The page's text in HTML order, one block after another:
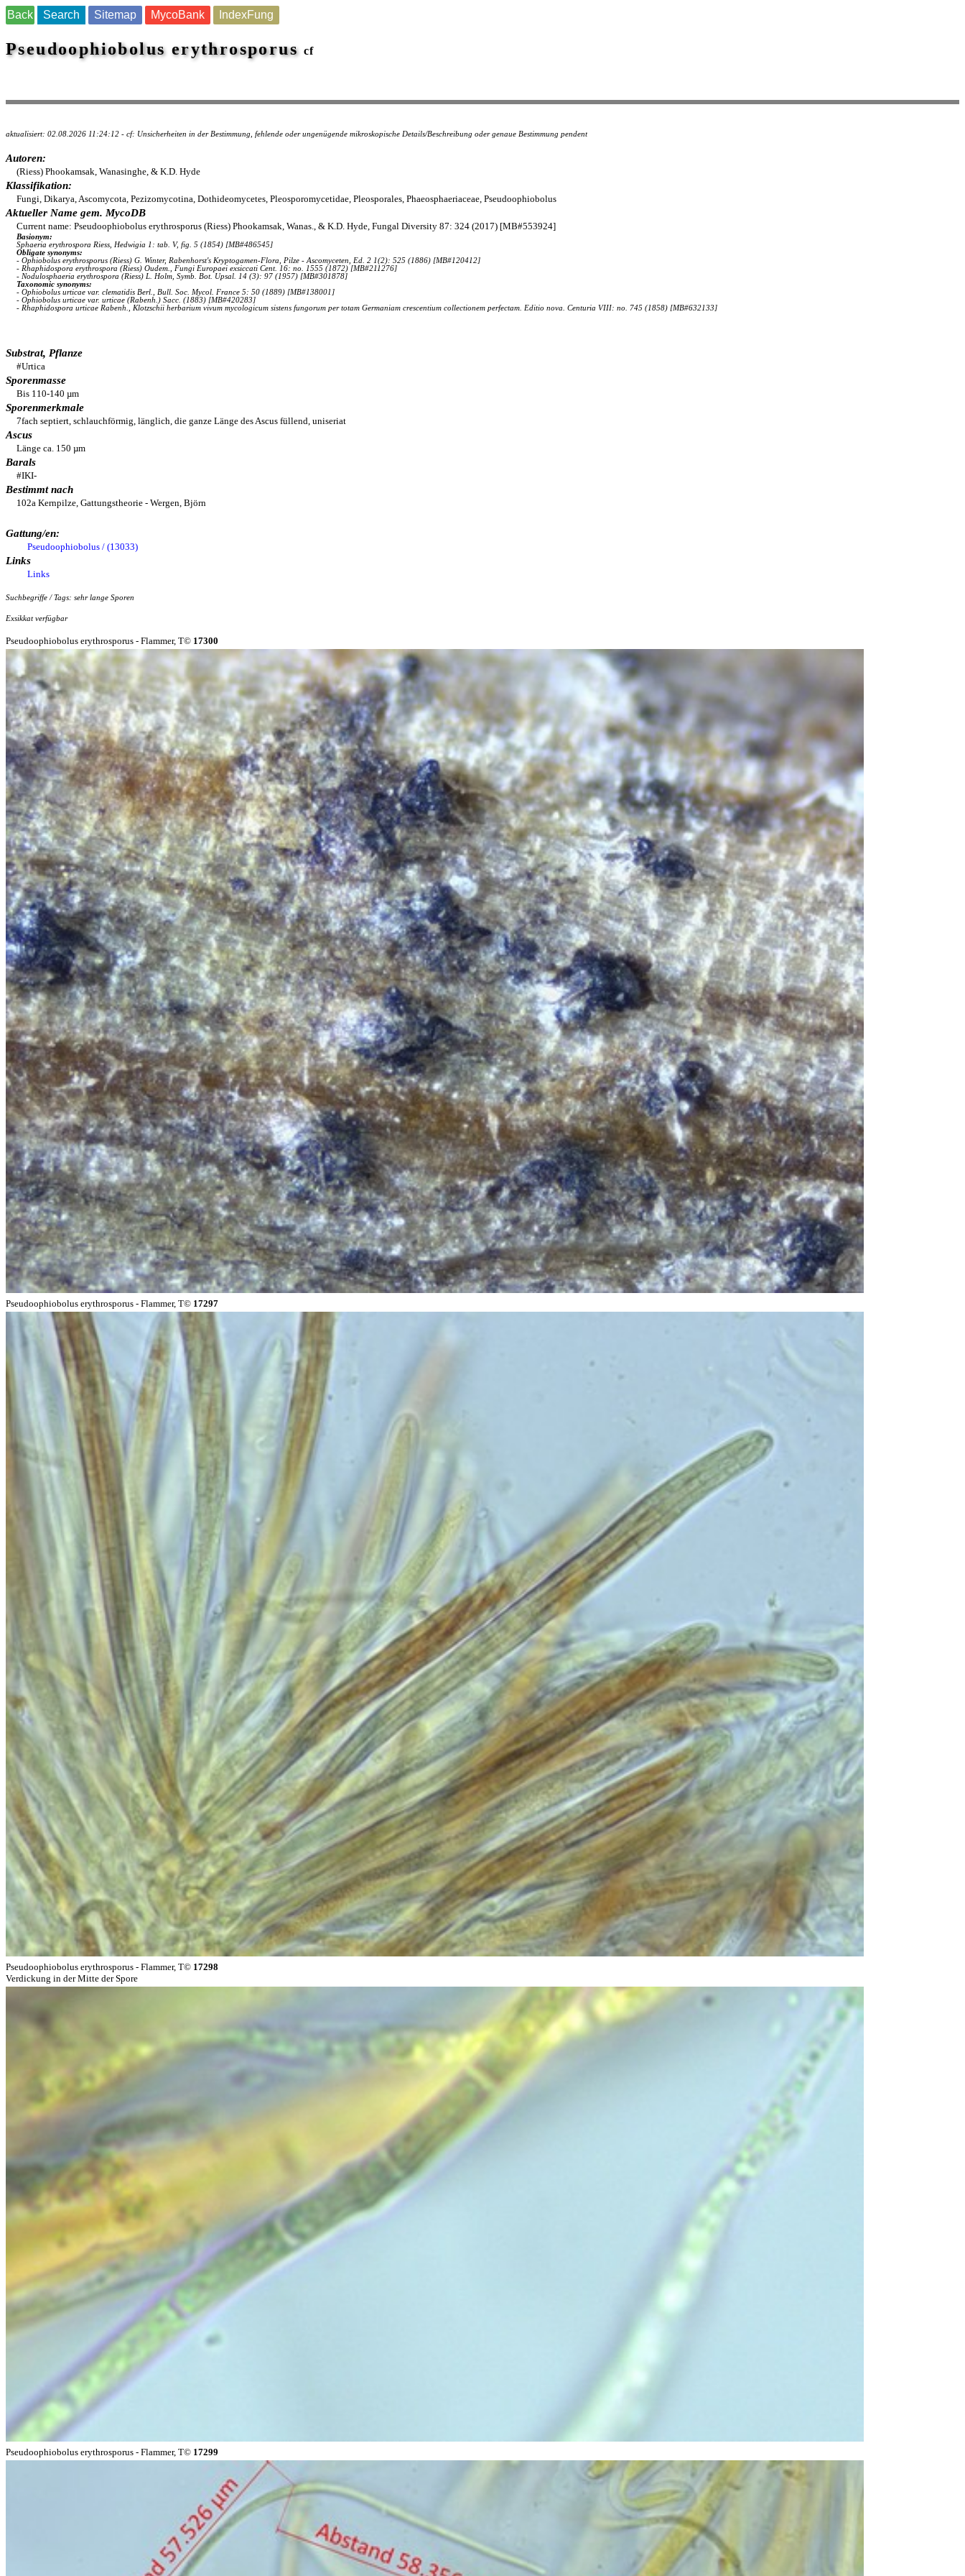
Back Search Sitemap MycoBank IndexFung
Pseudoophiobolus erythrosporuscf
aktualisiert: 02.08.2026 11:24:12 - cf: Unsicherheiten in der Bestimmung, fehlende oder ungenügende mikroskopische Details/Beschreibung oder genaue Bestimmung pendent
Autoren:
(Riess) Phookamsak, Wanasinghe, & K.D. Hyde
Klassifikation:
Fungi, Dikarya, Ascomycota, Pezizomycotina, Dothideomycetes, Pleosporomycetidae, Pleosporales, Phaeosphaeriaceae, Pseudoophiobolus
Aktueller Name gem. MycoDB
Current name: Pseudoophiobolus erythrosporus (Riess) Phookamsak, Wanas., & K.D. Hyde, Fungal Diversity 87: 324 (2017) [MB#553924]
Basionym:
Sphaeria erythrospora Riess, Hedwigia 1: tab. V, fig. 5 (1854) [MB#486545]
Obligate synonyms:
- Ophiobolus erythrosporus (Riess) G. Winter, Rabenhorst's Kryptogamen-Flora, Pilze - Ascomyceten, Ed. 2 1(2): 525 (1886) [MB#120412]
- Rhaphidospora erythrospora (Riess) Oudem., Fungi Europaei exsiccati Cent. 16: no. 1555 (1872) [MB#211276]
- Nodulosphaeria erythrospora (Riess) L. Holm, Symb. Bot. Upsal. 14 (3): 97 (1957) [MB#301878]
Taxonomic synonyms:
- Ophiobolus urticae var. clematidis Berl., Bull. Soc. Mycol. France 5: 50 (1889) [MB#138001]
- Ophiobolus urticae var. urticae (Rabenh.) Sacc. (1883) [MB#420283]
- Rhaphidospora urticae Rabenh., Klotzschii herbarium vivum mycologicum sistens fungorum per totam Germaniam crescentium collectionem perfectam. Editio nova. Centuria VIII: no. 745 (1858) [MB#632133]
Substrat, Pflanze
#Urtica
Sporenmasse
Bis 110-140 µm
Sporenmerkmale
7fach septiert, schlauchförmig, länglich, die ganze Länge des Ascus füllend, uniseriat
Ascus
Länge ca. 150 µm
Barals
#IKI-
Bestimmt nach
102a Kernpilze, Gattungstheorie - Wergen, Björn
Gattung/en:
Pseudoophiobolus / (13033)
Links
Links
Suchbegriffe / Tags: sehr lange Sporen
Exsikkat verfügbar
Pseudoophiobolus erythrosporus - Flammer, T© 17300
Pseudoophiobolus erythrosporus - Flammer, T© 17297
Pseudoophiobolus erythrosporus - Flammer, T© 17298
Verdickung in der Mitte der Spore
Pseudoophiobolus erythrosporus - Flammer, T© 17299